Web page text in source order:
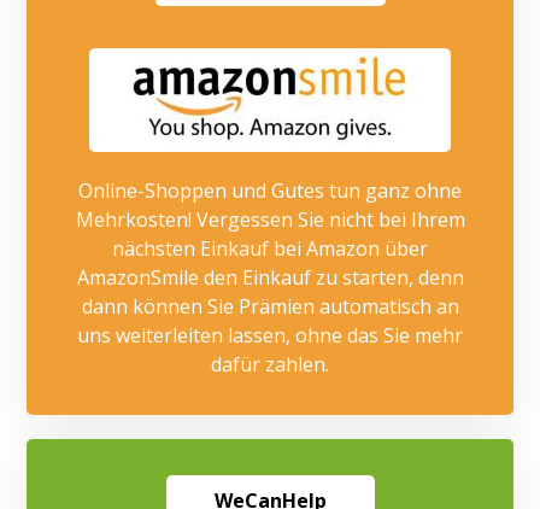
Online-Shoppen und Gutes tun ganz ohne
Mehrkosten! Vergessen Sie nicht bei Ihrem
nächsten Einkauf bei Amazon über
AmazonSmile den Einkauf zu starten, denn
dann können Sie Prämien automatisch an
uns weiterleiten lassen, ohne das Sie mehr
dafür zahlen.
WeCanHelp